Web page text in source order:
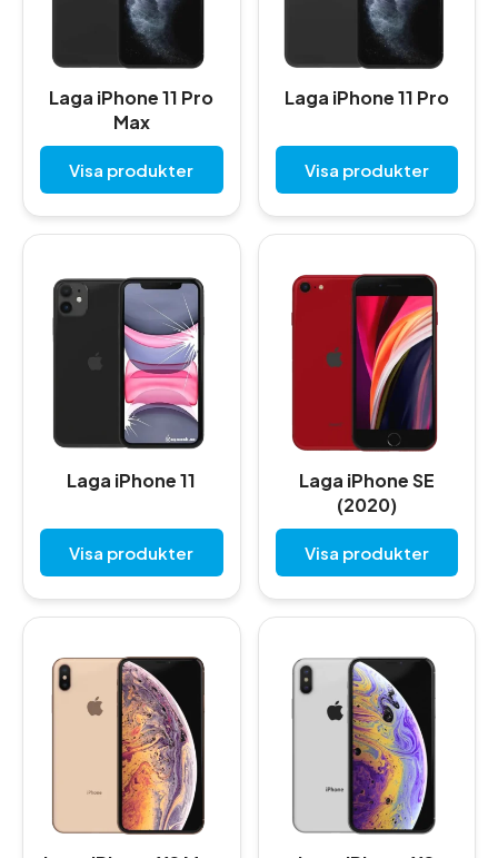
Laga iPhone 11 Pro
Max
Visa produkter
Laga iPhone 11 Pro
Visa produkter
Laga iPhone 11
Visa produkter
Laga iPhone SE
(2020)
Visa produkter